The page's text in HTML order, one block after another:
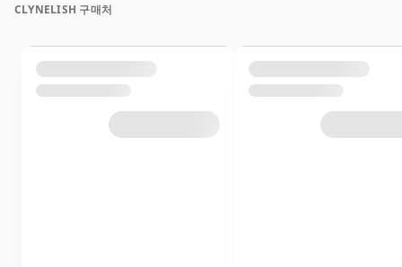
CLYNELISH 구매처